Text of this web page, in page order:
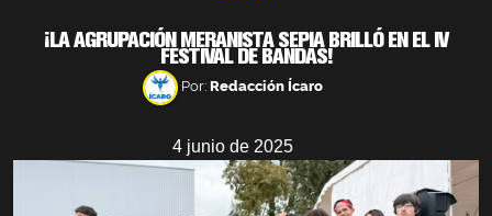
¡LA AGRUPACIÓN MERANISTA SEPIA BRILLÓ EN EL IV
FESTIVAL DE BANDAS!
Por: Redacción Ícaro
4 junio de 2025